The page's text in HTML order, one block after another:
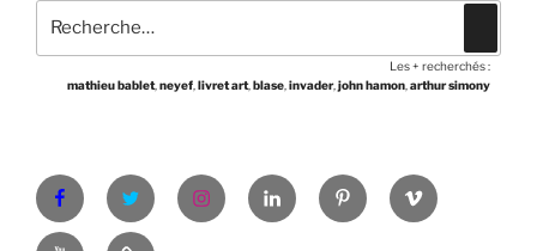
pour
Les + recherchés :
mathieu bablet, neyef livret art, blase invader, john hamon arthur simony
FacebookTwitter InstagramLinkedInPinterestVimeo
YoutubeShop